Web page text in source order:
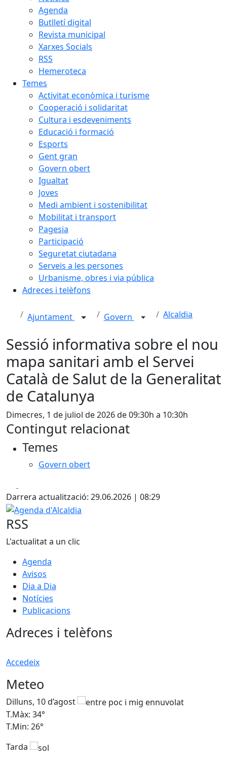
Agenda
Butlletí digital
Revista municipal
Xarxes Socials
RSS
Hemeroteca
Temes
Activitat econòmica i turisme
Cooperació i solidaritat
Cultura i esdeveniments
Educació i formació
Esports
Gent gran
Govern obert
Igualtat
Joves
Medi ambient i sostenibilitat
Mobilitat i transport
Pagesia
Participació
Seguretat ciutadana
Serveis a les persones
Urbanisme, obres i via pública
Adreces i telèfons
Ajuntament Govern Alcaldia
Sessió informativa sobre el nou
mapa sanitari amb el Servei
Català de Salut de la Generalitat
de Catalunya
Dimecres, 1 de juliol de 2026 de 09:30h a 10:30h
Contingut relacionat
Temes
Govern obert
Darrera actualització: 29.06.2026 | 08:29
Agenda d'Alcaldia
RSS
L'actualitat a un clic
Agenda
Avisos
Dia a Dia
Notícies
Publicacions
Adreces i telèfons
Accedeix
Meteo
Dilluns, 10 d’agost
T.Màx: 34°
T.Min: 26°
Tarda